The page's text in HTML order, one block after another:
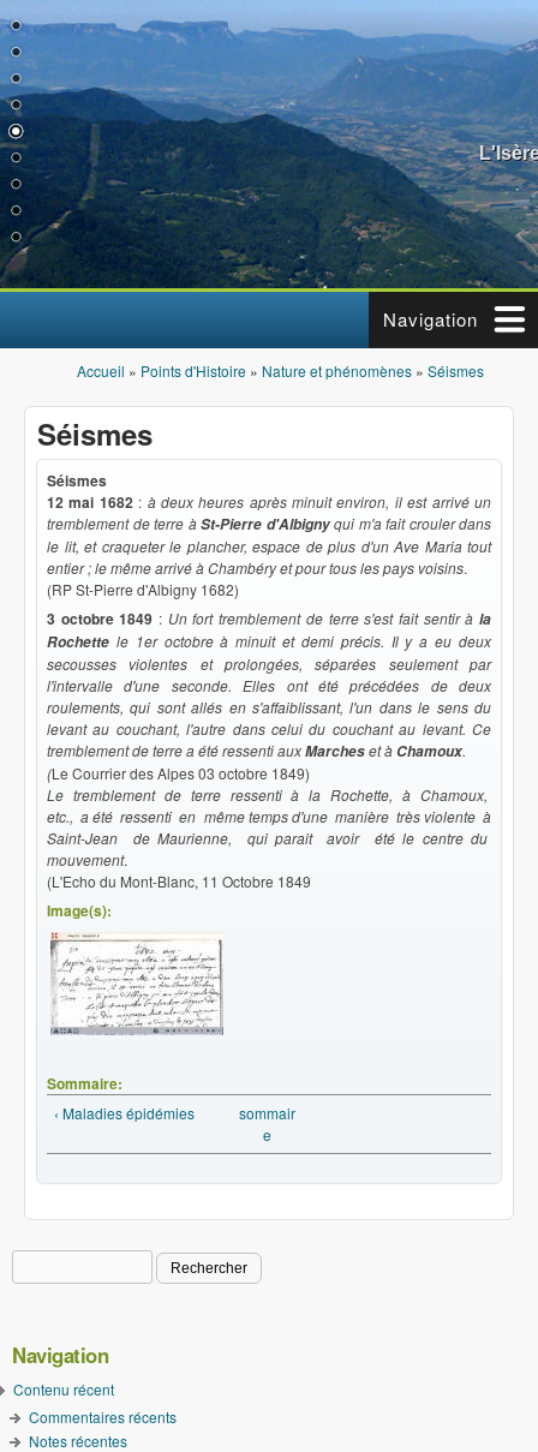
Aller au contenu principal
Navigation
Vous êtes ici
Accueil » Points d'Histoire » Nature et phénomènes » Séismes
Séismes
Séismes
12 mai 1682 : à deux heures après minuit environ, il est arrivé un
tremblement de terre àSt-Pierre d'Albignyqui m'a fait crouler dans
le lit, et craqueter le plancher, espace de plus d'un Ave Maria tout
entier ; le même arrivé à Chambéry et pour tous les pays voisins.
(RP St-Pierre d'Albigny 1682)
3 octobre 1849 : Un fort tremblement de terre s'est fait sentir àla
Rochette le 1er octobre à minuit et demi précis. Il y a eu deux
secousses violentes et prolongées, séparées seulement par
l'intervalle d'une seconde. Elles ont été précédées de deux
roulements, qui sont allés en s'affaiblissant, l'un dans le sens du
levant au couchant, l'autre dans celui du couchant au levant. Ce
tremblement de terre a été ressenti auxMarcheset à Chamoux.
(Le Courrier des Alpes 03 octobre 1849)
Le tremblement de terre ressenti à la Rochette, à Chamoux,
etc., a été ressenti en même temps d'une manière très violente à
Saint-Jean de Maurienne, qui parait avoir été le centre du
mouvement.
(L'Echo du Mont-Blanc, 11 Octobre 1849
Image(s):
Sommaire:
‹ Maladies épidémies
sommair
e
Formulaire de recherche
Navigation
Contenu récent
Commentaires récents
Notes récentes